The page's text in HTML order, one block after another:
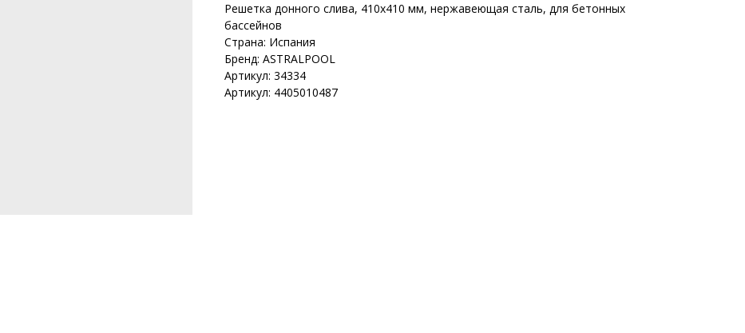
Решетка донного слива, 410х410 мм, нержавеющая сталь, для бетонных
бассейнов
Страна: Испания
Бренд: ASTRALPOOL
Артикул: 34334
Артикул: 4405010487